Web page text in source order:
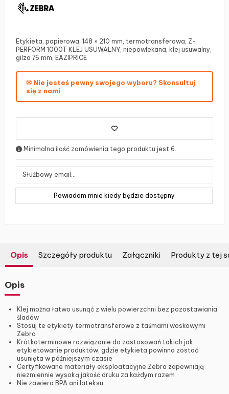
Etykieta, papierowa, 148 × 210 mm, termotransferowa, Z-
PERFORM 1000T KLEJ USUWALNY, niepowlekana, klej usuwalny,
gilza 76 mm, EAZIPRICE
✉ Nie jesteś pewny swojego wyboru? Skonsultuj
się z nami
Minimalna ilość zamówienia tego produktu jest 6.
Opis Szczegóły produktu Załączniki Produkty z tej
Opis
Klej można łatwo usunąć z wielu powierzchni bez pozostawiania
śladów
Stosuj te etykiety termotransferowe z taśmami woskowymi
Zebra
Krótkoterminowe rozwiązanie do zastosowań takich jak
etykietowanie produktów, gdzie etykieta powinna zostać
usunięta w późniejszym czasie
Certyfikowane materiały eksploatacyjne Zebra zapewniają
niezmiennie wysoką jakość druku za każdym razem
Nie zawiera BPA ani lateksu